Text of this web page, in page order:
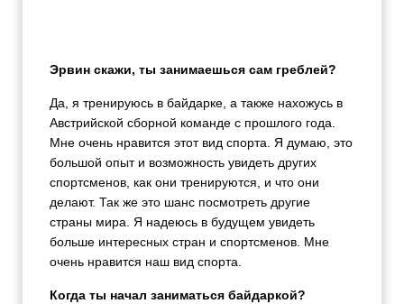
Эрвин скажи, ты занимаешься сам греблей?
Да, я тренируюсь в байдарке, а также нахожусь в
Австрийской сборной команде с прошлого года.
Мне очень нравится этот вид спорта. Я думаю, это
большой опыт и возможность увидеть других
спортсменов, как они тренируются, и что они
делают. Так же это шанс посмотреть другие
страны мира. Я надеюсь в будущем увидеть
больше интересных стран и спортсменов. Мне
очень нравится наш вид спорта.
Когда ты начал заниматься байдаркой?